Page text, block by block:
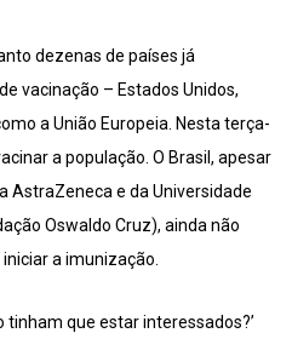
dezenas de países já
vacinação – Estados Unidos,
a União Europeia. Nesta terça-
a população. O Brasil, apesar
AstraZeneca e da Universidade
Oswaldo Cruz), ainda não
a imunização.
tinham que estar interessados?’